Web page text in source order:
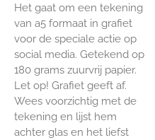
Het gaat om een tekening
van a5 formaat in grafiet
voor de speciale actie op
social media. Getekend op
180 grams zuurvrij papier.
Let op! Grafiet geeft af.
Wees voorzichtig met de
tekening en lijst hem
achter glas en het liefst